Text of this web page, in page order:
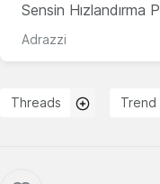
Sensin Hızlandırma
Adrazzi
Threads Trend